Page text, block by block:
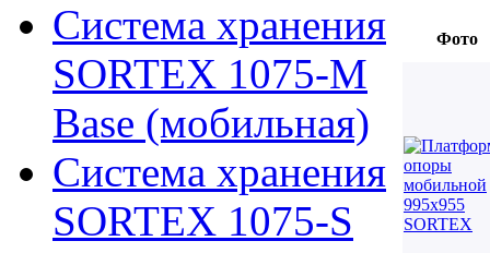
Система хранения
SORTEX 1075-M
Base (мобильная)
Система хранения
SORTEX 1075-S
Фото